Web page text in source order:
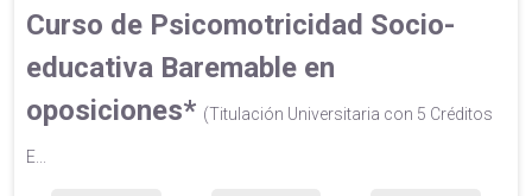
Curso de Psicomotricidad Socio-
educativa Baremable en
oposiciones* (Titulación Universitaria con 5 Créditos
E...